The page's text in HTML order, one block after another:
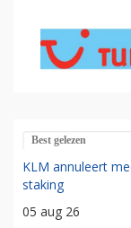
Best gelezen
KLM annuleert
staking
05 aug 26